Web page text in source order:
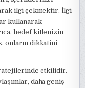
ilgi çekmektir. İlgi
kullanarak
hedef kitlenizin
onların dikkatini
etkilidir.
daha geniş